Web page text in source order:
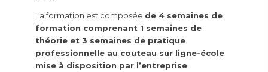
La formation est composée de 4 semaines de
formation comprenant 1 semaines de
théorie et 3 semaines de pratique
professionnelle au couteau sur ligne-école
mise à disposition par l’entreprise